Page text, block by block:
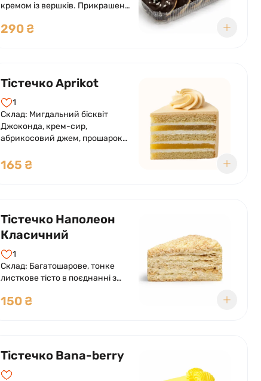
кремом із вершків. Прикрашено
290 ₴
Тістечко Aprikot
1
Склад: Мигдальний бісквіт
Джоконда, крем-сир,
абрикосовий джем, прошарок
165 ₴
Тістечко Наполеон
Класичний
1
Склад: Багатошарове, тонке
листкове тісто в поєднанні з
150 ₴
Тістечко Bana-berry